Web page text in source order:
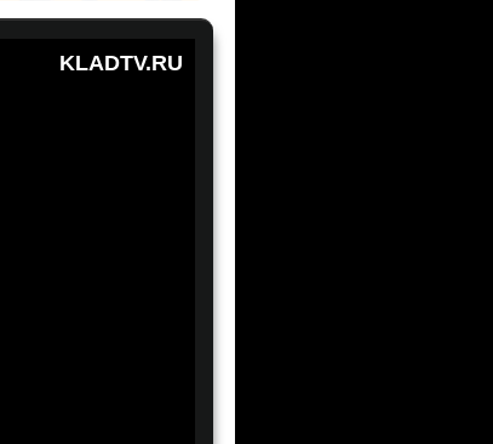
KLADTV.RU